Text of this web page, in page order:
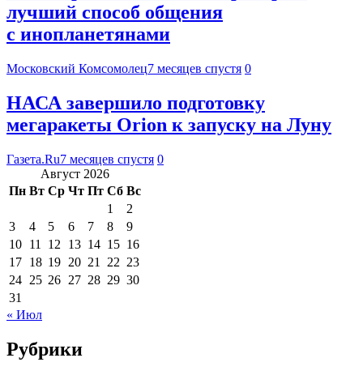
лучший способ общения
с инопланетянами
Московский Комсомолец7 месяцев спустя 0
НАСА завершило подготовку
мегаракеты Orion к запуску на Луну
Газета.Ru7 месяцев спустя 0
Август 2026
Пн Вт Ср Чт Пт Сб Вс
1
2
3
4 5 6 7 8
9
10 11 12 13 14 15 16
17 18 19 20 21 22 23
24 25 26 27 28 29 30
31
« Июл
Рубрики